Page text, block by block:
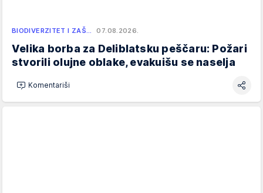
BIODIVERZITET I ZAŠ… 07.08.2026.
Velika borba za Deliblatsku peščaru: Požari
stvorili olujne oblake, evakuišu se naselja
Komentariši